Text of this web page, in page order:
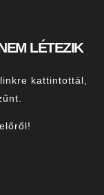
LÉTEZIK
kattintottál,